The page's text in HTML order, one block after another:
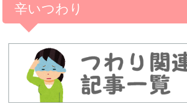
辛いつわり